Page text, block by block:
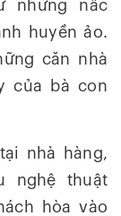
những nấc
huyền ảo.
căn nhà
của bà con
nhà hàng,
nghệ thuật
hòa vào